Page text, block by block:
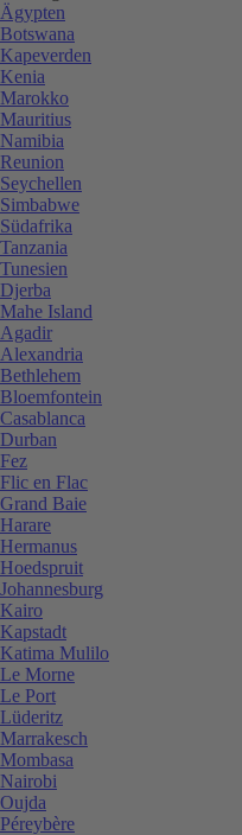
Ägypten
Botswana
Kapeverden
Kenia
Marokko
Mauritius
Namibia
Reunion
Seychellen
Simbabwe
Südafrika
Tanzania
Tunesien
Djerba
Mahe Island
Agadir
Alexandria
Bethlehem
Bloemfontein
Casablanca
Durban
Fez
Flic en Flac
Grand Baie
Harare
Hermanus
Hoedspruit
Johannesburg
Kairo
Kapstadt
Katima Mulilo
Le Morne
Le Port
Lüderitz
Marrakesch
Mombasa
Nairobi
Oujda
Péreybère